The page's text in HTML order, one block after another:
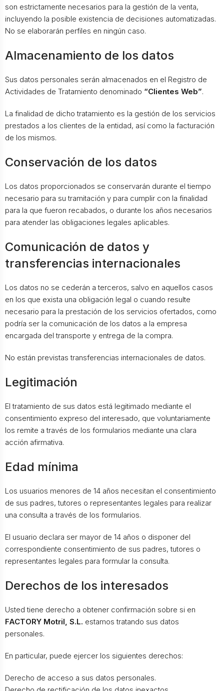
son estrictamente necesarios para la gestión de la venta,
incluyendo la posible existencia de decisiones automatizadas.
No se elaborarán perfiles en ningún caso.
Almacenamiento de los datos
Sus datos personales serán almacenados en el Registro de
Actividades de Tratamiento denominado “Clientes Web”.
La finalidad de dicho tratamiento es la gestión de los servicios
prestados a los clientes de la entidad, así como la facturación
de los mismos.
Conservación de los datos
Los datos proporcionados se conservarán durante el tiempo
necesario para su tramitación y para cumplir con la finalidad
para la que fueron recabados, o durante los años necesarios
para atender las obligaciones legales aplicables.
Comunicación de datos y
transferencias internacionales
Los datos no se cederán a terceros, salvo en aquellos casos
en los que exista una obligación legal o cuando resulte
necesario para la prestación de los servicios ofertados, como
podría ser la comunicación de los datos a la empresa
encargada del transporte y entrega de la compra.
No están previstas transferencias internacionales de datos.
Legitimación
El tratamiento de sus datos está legitimado mediante el
consentimiento expreso del interesado, que voluntariamente
los remite a través de los formularios mediante una clara
acción afirmativa.
Edad mínima
Los usuarios menores de 14 años necesitan el consentimiento
de sus padres, tutores o representantes legales para realizar
una consulta a través de los formularios.
El usuario declara ser mayor de 14 años o disponer del
correspondiente consentimiento de sus padres, tutores o
representantes legales para formular la consulta.
Derechos de los interesados
Usted tiene derecho a obtener confirmación sobre si en
FACTORY Motril, S.L. estamos tratando sus datos
personales.
En particular, puede ejercer los siguientes derechos:
Derecho de acceso a sus datos personales.